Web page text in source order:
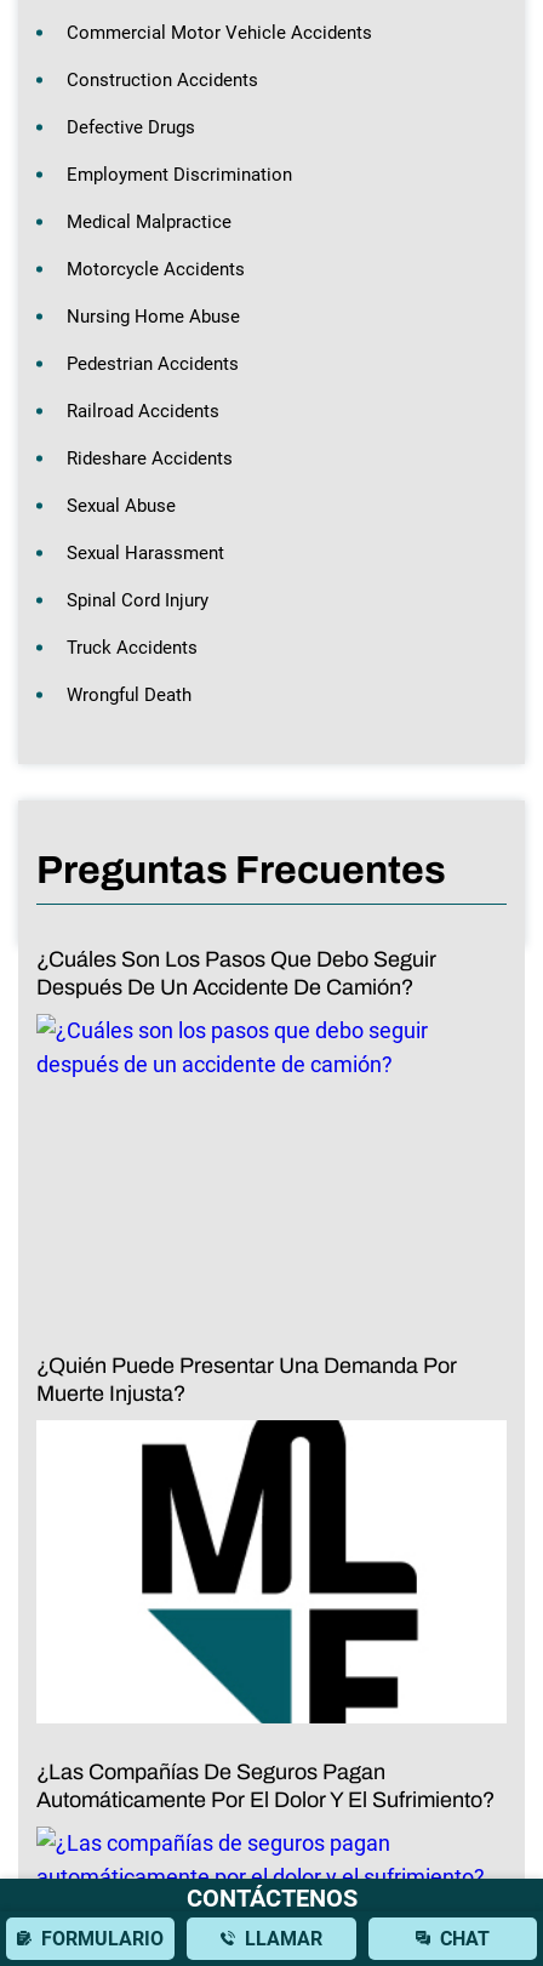
Commercial Motor Vehicle Accidents
Construction Accidents
Defective Drugs
Employment Discrimination
Medical Malpractice
Motorcycle Accidents
Nursing Home Abuse
Pedestrian Accidents
Railroad Accidents
Rideshare Accidents
Sexual Abuse
Sexual Harassment
Spinal Cord Injury
Truck Accidents
Wrongful Death
Preguntas Frecuentes
¿Cuáles Son Los Pasos Que Debo Seguir
Después De Un Accidente De Camión?
¿Quién Puede Presentar Una Demanda Por
Muerte Injusta?
¿Las Compañías De Seguros Pagan
Automáticamente Por El Dolor Y El Sufrimiento?
CONTÁCTENOS
FORMULARIO LLAMAR CHAT